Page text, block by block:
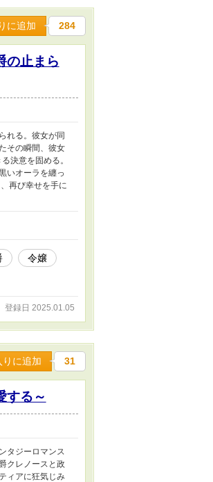
に追加 284
の止まら
れる。彼女が同
その瞬間、彼女
決意を固める。
いオーラを纏っ
再び幸せを手に
令嬢
登録日 2025.01.05
りに追加 31
する～
タジーロマンス
クレノースと政
ィアに狂気じみ